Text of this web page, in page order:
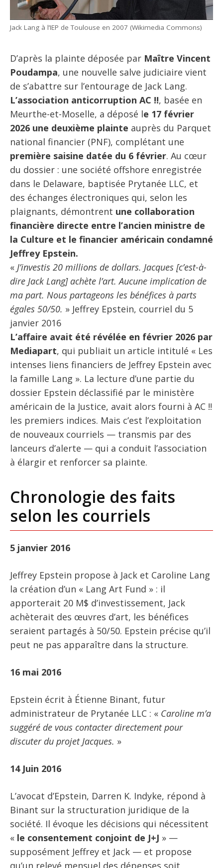
Jack Lang à l’IEP de Toulouse en 2007 (Wikimedia Commons)
D’après la plainte déposée par Maître Vincent
Poudampa, une nouvelle salve judiciaire vient
de s’abattre sur l’entourage de Jack Lang.
L’association anticorruption AC !!, basée en
Meurthe-et-Moselle, a déposé le 17 février
2026 une deuxième plainte auprès du Parquet
national financier (PNF), complétant une
première saisine datée du 6 février. Au cœur
du dossier : une société offshore enregistrée
dans le Delaware, baptisée Prytanée LLC, et
des échanges électroniques qui, selon les
plaignants, démontrent une collaboration
financière directe entre l’ancien ministre de
la Culture et le financier américain condamné
Jeffrey Epstein.
« J’investis 20 millions de dollars. Jacques [c’est-à-
dire Jack Lang] achète l’art. Aucune implication de
ma part. Nous partageons les bénéfices à parts
égales 50/50. » Jeffrey Epstein, courriel du 5
janvier 2016
L’affaire avait été révélée en février 2026 par
Mediapart, qui publiait un article intitulé « Les
intenses liens financiers de Jeffrey Epstein avec
la famille Lang ». La lecture d’une partie du
dossier Epstein déclassifié par le ministère
américain de la Justice, avait alors fourni à AC !!
les premiers indices. Mais c’est l’exploitation
de nouveaux courriels — transmis par des
lanceurs d’alerte — qui a conduit l’association
à élargir et renforcer sa plainte.
Chronologie des faits
selon les courriels
5 janvier 2016
Jeffrey Epstein propose à Jack et Caroline Lang
la création d’un « Lang Art Fund » : il
apporterait 20 M$ d’investissement, Jack
achèterait des œuvres d’art, les bénéfices
seraient partagés à 50/50. Epstein précise qu’il
peut ne pas apparaître dans la structure.
16 mai 2016
Epstein écrit à Étienne Binant, futur
administrateur de Prytanée LLC : « Caroline m’a
suggéré de vous contacter directement pour
discuter du projet Jacques. »
14 Juin 2016
L’avocat d’Epstein, Darren K. Indyke, répond à
Binant sur la structuration juridique de la
société. Il évoque les décisions qui nécessitent
« le consentement conjoint de J+J » —
supposément Jeffrey et Jack — et propose
qu’un relevé mensuel des dépenses soit